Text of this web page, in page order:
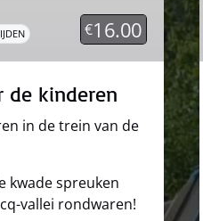
€16.00
de kinderen
in de trein van de
kwade spreuken
vallei rondwaren!